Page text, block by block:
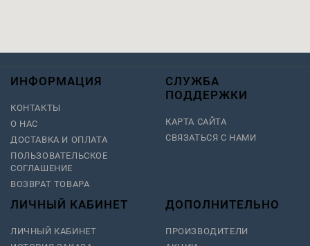
ИНФОРМАЦИЯ
КОНТАКТЫ
О НАС
ДОСТАВКА И ОПЛАТА
ПОЛЬЗОВАТЕЛЬСКОЕ
СОГЛАШЕНИЕ
ВОЗВРАТ ТОВАРА
СЛУЖБА
ПОДДЕРЖКИ
КАРТА САЙТА
СВЯЗАТЬСЯ С НАМИ
ЛИЧНЫЙ КАБИНЕТ
ЛИЧНЫЙ КАБИНЕТ
ДОПОЛНИТЕЛЬНО
ПРОИЗВОДИТЕЛИ